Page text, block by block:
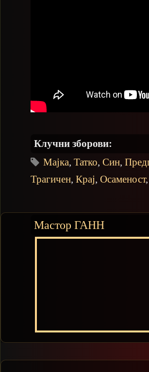
Клучни зборови:
Мајка, Татко, Син,
Трагичен, Крај, Осаменост,
Мастор ГАНН